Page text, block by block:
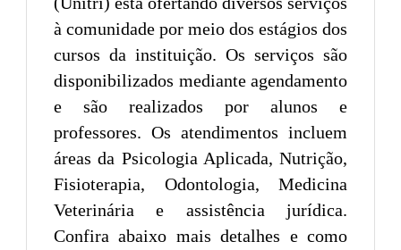
à comunidade por meio dos estágios dos
cursos da instituição. Os serviços são
disponibilizados mediante agendamento
e são realizados por alunos e
professores. Os atendimentos incluem
áreas da Psicologia Aplicada, Nutrição,
Fisioterapia, Odontologia, Medicina
Veterinária e assistência jurídica.
Confira abaixo mais detalhes e como